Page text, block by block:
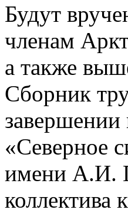
Будут
членам
а также
Сборник
завершении
«Северное
имени А.И.
коллектива